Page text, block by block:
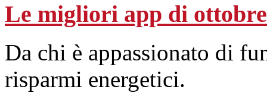
Le migliori app di
Da chi è appassionato di
risparmi energetici.